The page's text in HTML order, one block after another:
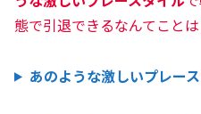
態で引退できるなんてことは
あのような激しいプレー